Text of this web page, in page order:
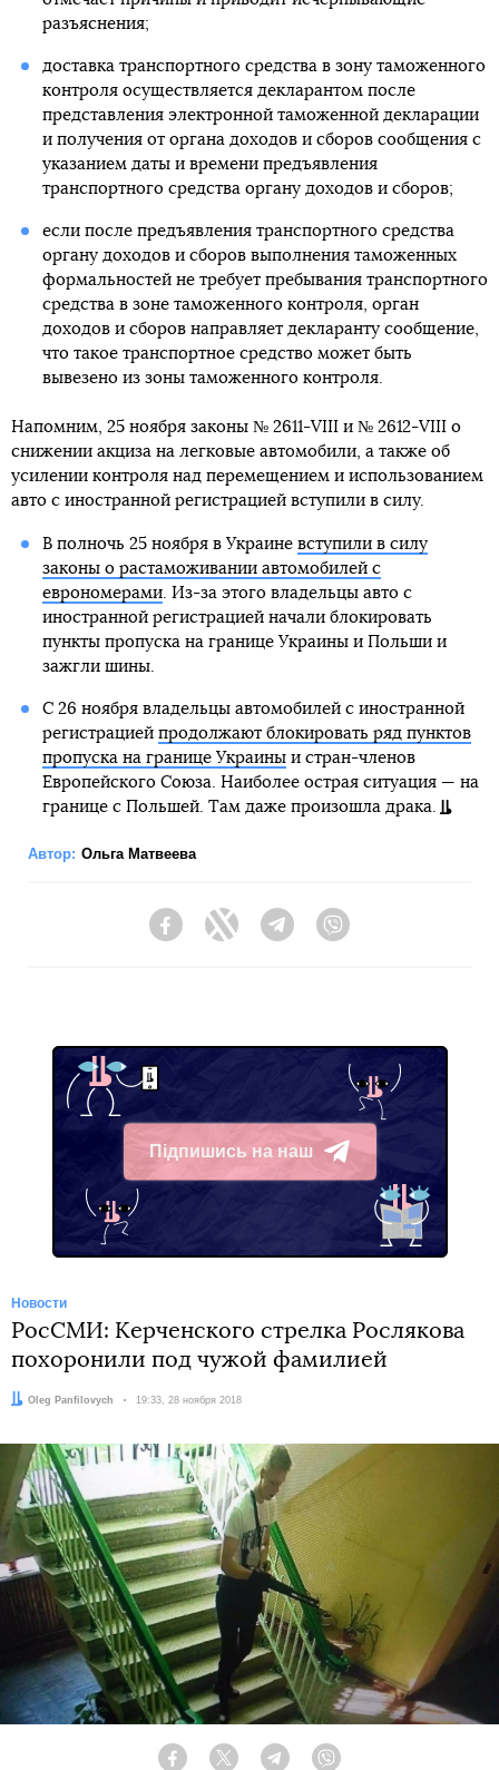
разъяснения;
доставка транспортного средства в зону таможенного
контроля осуществляется декларантом после
представления электронной таможенной декларации
и получения от органа доходов и сборов сообщения с
указанием даты и времени предъявления
транспортного средства органу доходов и сборов;
если после предъявления транспортного средства
органу доходов и сборов выполнения таможенных
формальностей не требует пребывания транспортного
средства в зоне таможенного контроля, орган
доходов и сборов направляет декларанту сообщение,
что такое транспортное средство может быть
вывезено из зоны таможенного контроля.
Напомним, 25 ноября законы № 2611-VIII и № 2612-VIII о
снижении акциза на легковые автомобили, а также об
усилении контроля над перемещением и использованием
авто с иностранной регистрацией вступили в силу.
В полночь 25 ноября в Украине вступили в силу
законы о растаможивании автомобилей с
еврономерами. Из-за этого владельцы авто с
иностранной регистрацией начали блокировать
пункты пропуска на границе Украины и Польши и
зажгли шины.
С 26 ноября владельцы автомобилей с иностранной
регистрацией продолжают блокировать ряд пунктов
пропуска на границе Украиныи стран-членов
Европейского Союза. Наиболее острая ситуация — на
границе с Польшей. Там даже произошла драка.
Автор: Ольга Матвеева
FacebookTwitter Telegram
Підпишись на наш
Telegram
Новости
РосСМИ: Керченского стрелка Рослякова
похоронили под чужой фамилией
Автор:
Oleg Panfilovych Дата:
19:33, 28 ноября 2018
Facebook Twitter Telegram